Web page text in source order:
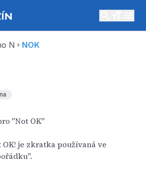
N chevron_right NOK
"Not OK"
je zkratka používaná ve